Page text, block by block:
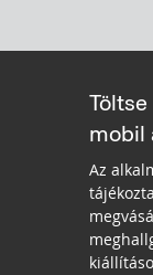
mobil
Az